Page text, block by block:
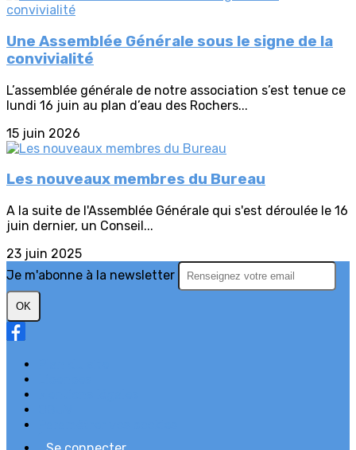
Une Assemblée Générale sous le signe de la
convivialité
L’assemblée générale de notre association s’est tenue ce
lundi 16 juin au plan d’eau des Rochers...
15 juin 2026
Les nouveaux membres du Bureau
A la suite de l'Assemblée Générale qui s'est déroulée le 16
juin dernier, un Conseil...
23 juin 2025
Je m'abonne à la newsletter
OK